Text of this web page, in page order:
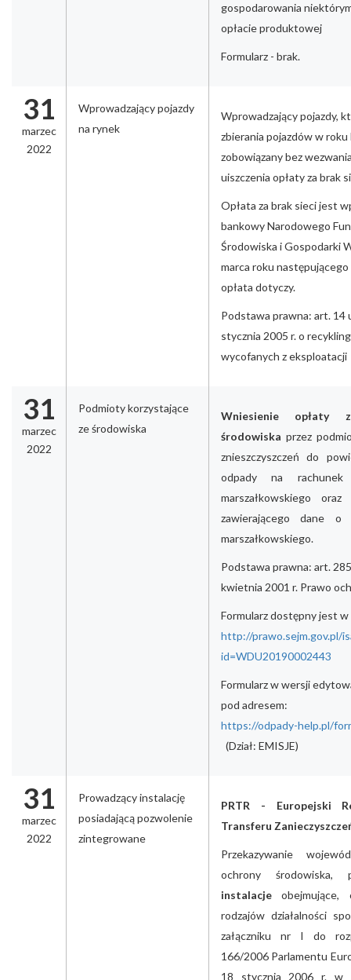
gospodarowania
opłacie produktowej
Formularz - brak.
31
marzec
2022
Wprowadzający pojazdy
na rynek
Wprowadzający pojazdy,
zbierania pojazdów w
zobowiązany bez
uiszczenia opłaty za brak
Opłata za brak sieci jest
bankowy Narodowego
Środowiska i Gospodarki
marca roku
opłata dotyczy.
Podstawa prawna: art. 14
stycznia 2005 r. o
wycofanych z eksploatacji
31
marzec
2022
Podmioty korzystające
ze środowiska
Wniesienie opłaty
środowiska przez
znieszczyszczeń do
odpady na rachunek
marszałkowskiego
zawierającego dane o
marszałkowskiego.
Podstawa prawna: art.
kwietnia 2001 r. Prawo
Formularz dostępny jest
http://prawo.sejm.gov.pl/
id=WDU20190002443
Formularz w wersji
pod adresem:
https://odpady-help.pl/
(Dział: EMISJE)
31
marzec
2022
Prowadzący instalację
posiadającą pozwolenie
zintegrowane
PRTR - Europejski
Transferu
Przekazywanie
ochrony
instalacje
rodzajów działalności
załączniku nr I do
166/2006 Parlamentu
18 stycznia 2006 r. w